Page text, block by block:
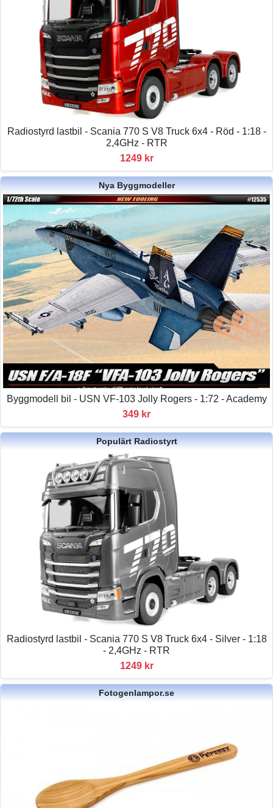
Radiostyrd lastbil - Scania 770 S V8 Truck 6x4 - Röd - 1:18 -
2,4GHz - RTR
1249 kr
Nya Byggmodeller
Byggmodell bil - USN VF-103 Jolly Rogers - 1:72 - Academy
349 kr
Populärt Radiostyrt
Radiostyrd lastbil - Scania 770 S V8 Truck 6x4 - Silver - 1:18
- 2,4GHz - RTR
1249 kr
Fotogenlampor.se